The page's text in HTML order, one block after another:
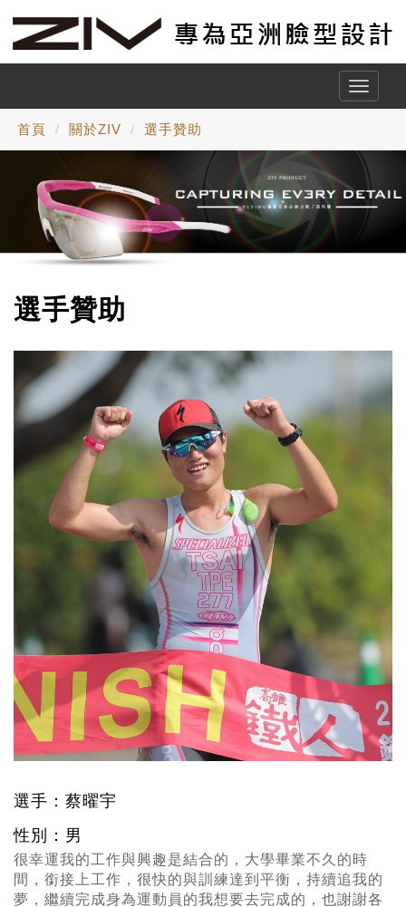
Toggle
首頁 關於ZIV 選手贊助
選手贊助
選手：蔡曜宇
性別：男
很幸運我的工作與興趣是結合的，大學畢業不久的時
間，銜接上工作，很快的與訓練達到平衡，持續追我的
夢，繼續完成身為運動員的我想要去完成的，也謝謝各